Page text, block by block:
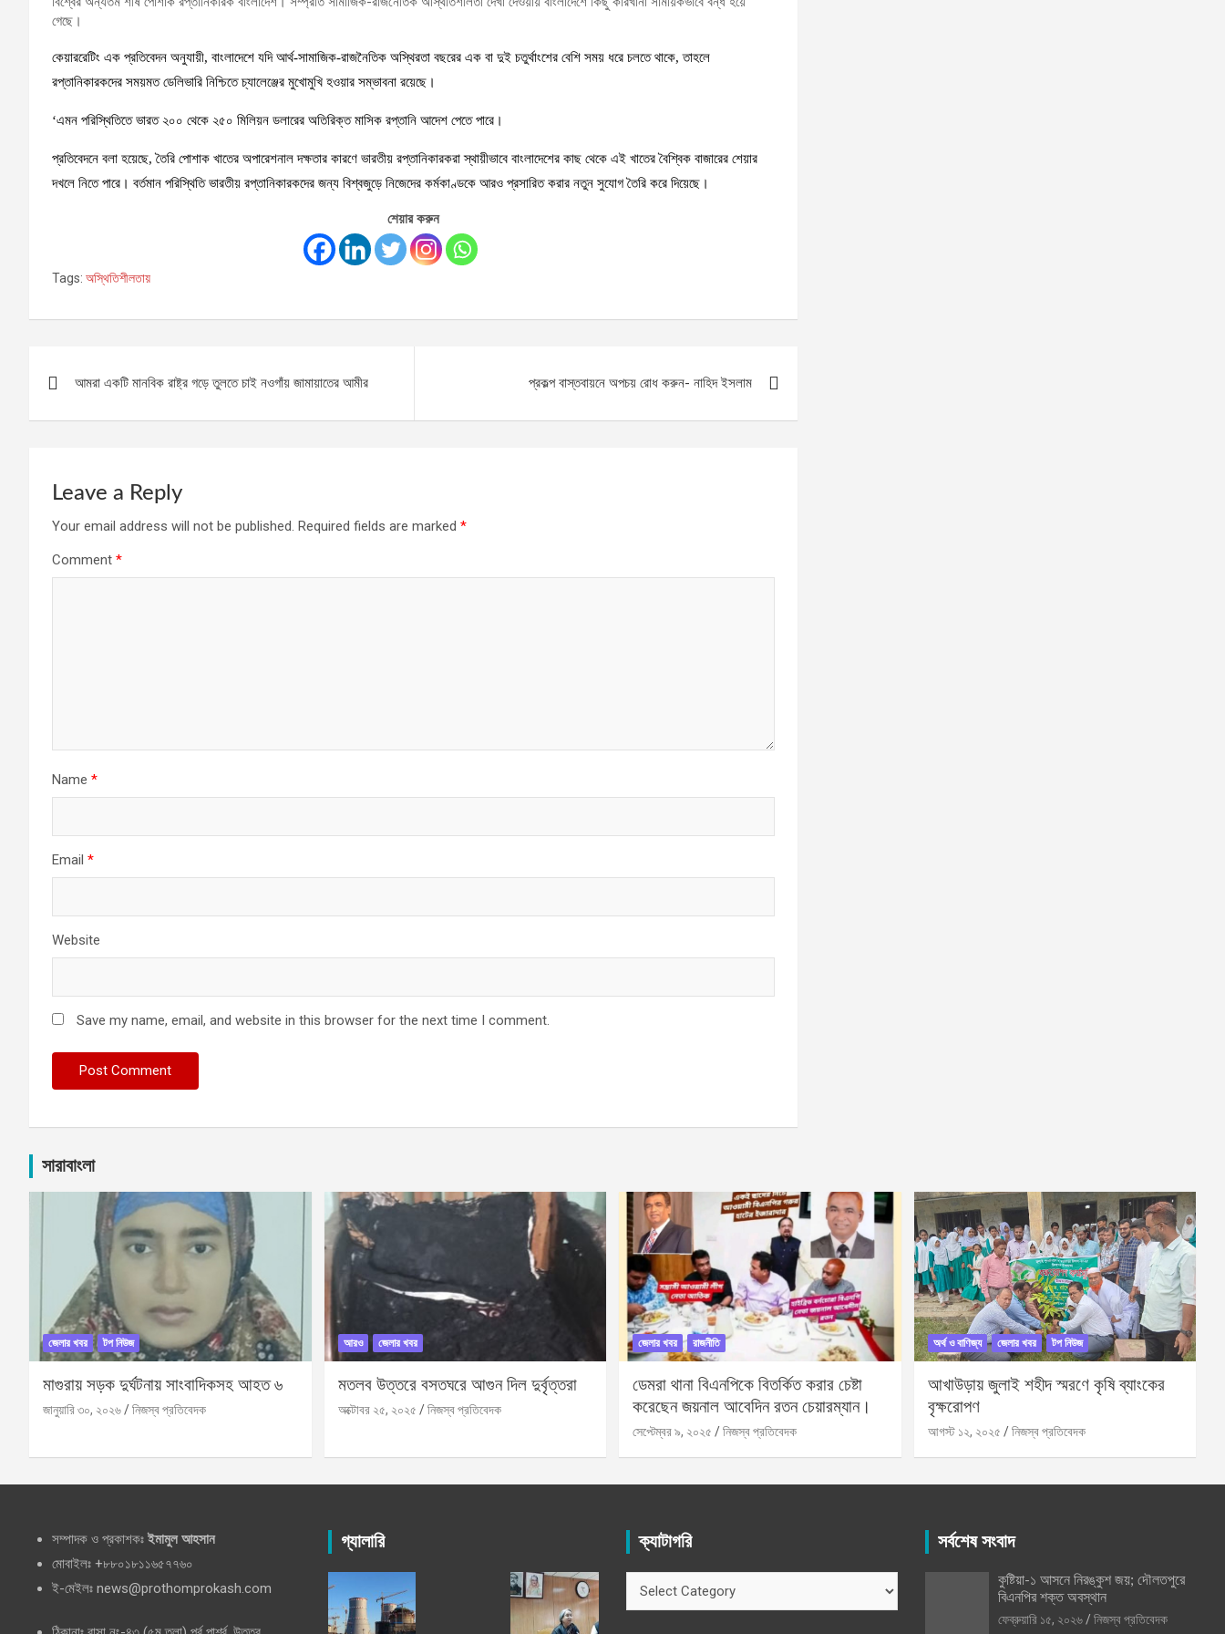
গেছে।
কেয়াররেটিং এক প্রতিবেদন অনুযায়ী, বাংলাদেশে যদি আর্থ-সামাজিক-রাজনৈতিক অস্থিরতা বছরের এক বা দুই চতুর্থাংশের বেশি সময় ধরে চলতে থাকে, তাহলে
রপ্তানিকারকদের সময়মত ডেলিভারি নিশ্চিতে চ্যালেঞ্জের মুখোমুখি হওয়ার সম্ভাবনা রয়েছে।
‘এমন পরিস্থিতিতে ভারত ২০০ থেকে ২৫০ মিলিয়ন ডলারের অতিরিক্ত মাসিক রপ্তানি আদেশ পেতে পারে।
প্রতিবেদনে বলা হয়েছে, তৈরি পোশাক খাতের অপারেশনাল দক্ষতার কারণে ভারতীয় রপ্তানিকারকরা স্থায়ীভাবে বাংলাদেশের কাছ থেকে এই খাতের বৈশ্বিক বাজারের শেয়ার
দখলে নিতে পারে। বর্তমান পরিস্থিতি ভারতীয় রপ্তানিকারকদের জন্য বিশ্বজুড়ে নিজেদের কর্মকাণ্ডকে আরও প্রসারিত করার নতুন সুযোগ তৈরি করে দিয়েছে।
শেয়ার করুন
Tags: অস্থিতিশীলতায়
আমরা একটি মানবিক রাষ্ট্র গড়ে তুলতে চাই নওগাঁয় জামায়াতের আমীর প্রকল্প বাস্তবায়নে অপচয় রোধ করুন- নাহিদ ইসলাম
Leave a Reply
Your email address will not be published. Required fields are marked *
Comment *
Name *
Email *
Website
Save my name, email, and website in this browser for the next time I comment.
সারাবাংলা
জেলার খবর টপ নিউজ
মাগুরায় সড়ক দুর্ঘটনায় সাংবাদিকসহ আহত ৬
জানুয়ারি ৩০, ২০২৬ নিজস্ব প্রতিবেদক
আরও জেলার খবর
মতলব উত্তরে বসতঘরে আগুন দিল দুর্বৃত্তরা
অক্টোবর ২৫, ২০২৫ নিজস্ব প্রতিবেদক
জেলার খবর রাজনীতি
ডেমরা থানা বিএনপিকে বিতর্কিত করার চেষ্টা
করেছেন জয়নাল আবেদিন রতন চেয়ারম্যান।
সেপ্টেম্বর ৯, ২০২৫ নিজস্ব প্রতিবেদক
অর্থ ও বাণিজ্য জেলার খবর টপ নিউজ
আখাউড়ায় জুলাই শহীদ স্মরণে কৃষি ব্যাংকের
বৃক্ষরোপণ
আগস্ট ১২, ২০২৫ নিজস্ব প্রতিবেদক
সম্পাদক ও প্রকাশকঃ ইমামুল আহসান
মোবাইলঃ +৮৮০১৮১১৬৫৭৭৬০
ই-মেইলঃ news@prothomprokash.com
গ্যালারি ক্যাটাগরি সর্বশেষ সংবাদ
কুষ্টিয়া-১ আসনে নিরঙ্কুশ জয়; দৌলতপুরে
বিএনপির শক্ত অবস্থান
ফেব্রুয়ারি ১৫, ২০২৬
নিজস্ব প্রতিবেদক